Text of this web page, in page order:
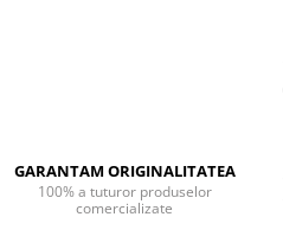
GARANTAM ORIGINALITATEA
100% a tuturor produselor
comercializate